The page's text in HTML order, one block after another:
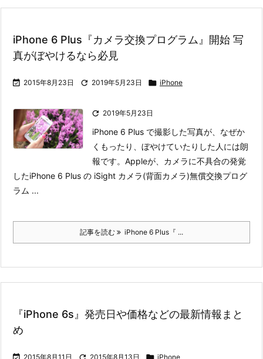
iPhone 6 Plus『カメラ交換プログラム』開始 写
真がぼやけるなら必見
 2015年8月23日  2019年5月23日  iPhone
 2019年5月23日
iPhone 6 Plus で撮影した写真が、なぜか
くもったり、ぼやけていたりした人には朗
報です。Appleが、カメラに不具合の発覚
したiPhone 6 Plus の iSight カメラ(背面カメラ)無償交換プログ
ラム ...
記事を読む iPhone 6 Plus『 ...
『iPhone 6s』発売日や価格などの最新情報まと
め
 2015年8月11日  2015年8月13日  iPhone